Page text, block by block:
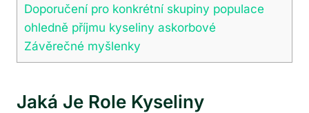
Doporučení pro konkrétní skupiny populace
ohledně příjmu kyseliny askorbové
Závěrečné myšlenky
Jaká Je Role Kyseliny